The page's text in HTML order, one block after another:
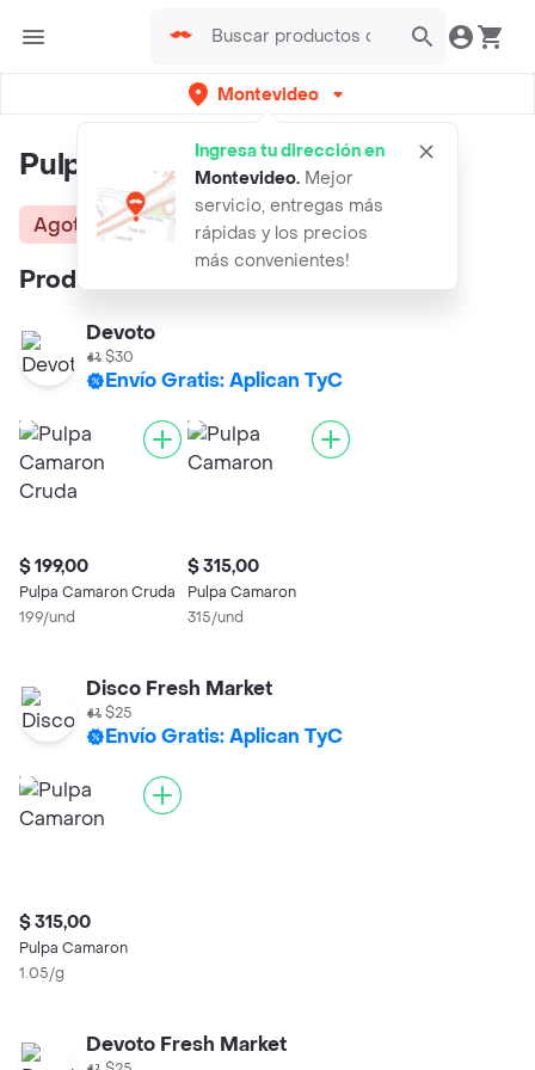
Montevideo
Ingresa tu dirección en
Montevideo. Mejor
servicio, entregas más
rápidas y los precios
más convenientes!
Pulpa Langostino
Agotado
Productos similares:
Devoto
$30
Envío Gratis: Aplican TyC
$ 199,00
Pulpa Camaron Cruda
199/und
$ 315,00
Pulpa Camaron
315/und
Disco Fresh Market
$25
Envío Gratis: Aplican TyC
$ 315,00
Pulpa Camaron
1.05/g
Devoto Fresh Market